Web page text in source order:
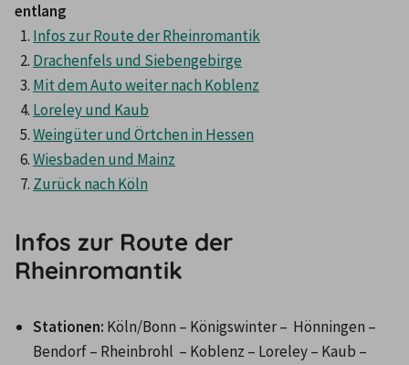
entlang
Infos zur Route der Rheinromantik
Drachenfels und Siebengebirge
Mit dem Auto weiter nach Koblenz
Loreley und Kaub
Weingüter und Örtchen in Hessen
Wiesbaden und Mainz
Zurück nach Köln
Infos zur Route der
Rheinromantik
Stationen: Köln/Bonn – Königswinter –  Hönningen –
Bendorf – Rheinbrohl  – Koblenz – Loreley – Kaub –